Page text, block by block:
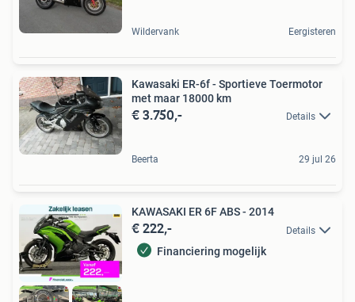
Wildervank Eergisteren
Kawasaki ER-6f - Sportieve Toermotor
met maar 18000 km
€ 3.750,- Details
Beerta 29 jul 26
KAWASAKI ER 6F ABS - 2014
€ 222,- Details
Financiering mogelijk